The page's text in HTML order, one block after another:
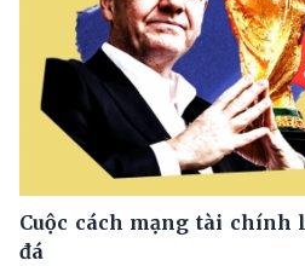
Cuộc cách mạng tài
đá